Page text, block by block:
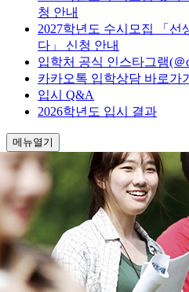
청 안내
2027학년도 수시모집 「선
다」 신청 안내
입학처 공식 인스타그램(＠
카카오톡 입학상담 바로가기
입시 Q&A
2026학년도 입시 결과
메뉴열기